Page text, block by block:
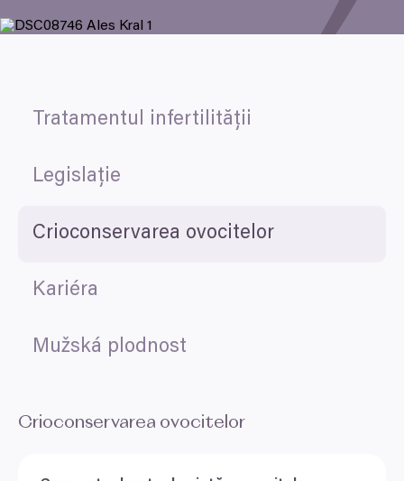
Tratamentul infertilității
Legislație
Crioconservarea ovocitelor
Kariéra
Mužská plodnost
Crioconservarea ovocitelor